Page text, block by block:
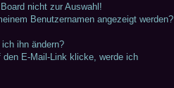
nicht zur Auswahl!
Benutzernamen angezeigt werden?
ihn ändern?
E-Mail-Link klicke, werde ich